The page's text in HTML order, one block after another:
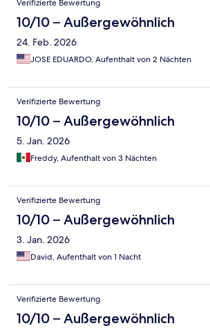
Verifizierte Bewertung
10/10 – Außergewöhnlich
24. Feb. 2026
JOSE EDUARDO, Aufenthalt von 2 Nächten
Verifizierte Bewertung
10/10 – Außergewöhnlich
5. Jan. 2026
Freddy, Aufenthalt von 3 Nächten
Verifizierte Bewertung
10/10 – Außergewöhnlich
3. Jan. 2026
David, Aufenthalt von 1 Nacht
Verifizierte Bewertung
10/10 – Außergewöhnlich